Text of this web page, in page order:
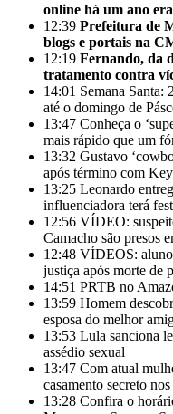
online há um ano
12:39 Prefeitura de
blogs e portais na
12:19 Fernando, da
tratamento contra
14:01 Semana Santa:
até o domingo de
13:47 Conheça o
mais rápido que um
13:32 Gustavo
após término com
13:25 Leonardo
influenciadora terá
12:56 VÍDEO:
Camacho são presos
12:48 VÍDEOS:
justiça após morte de
14:51 PRTB no
13:59 Homem
esposa do melhor
13:53 Lula sanciona
assédio sexual
13:47 Com atual
casamento secreto
13:28 Confira o